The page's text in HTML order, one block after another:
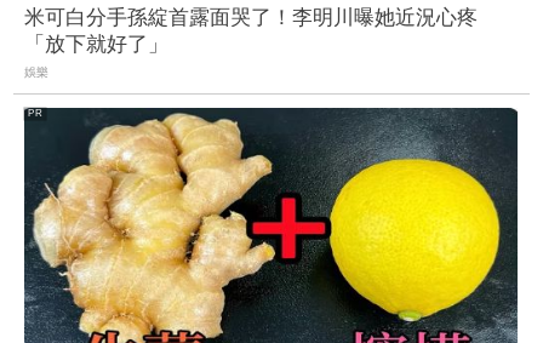
米可白分手孫綻首露面哭了！李明川曝她近況心疼
「放下就好了」
娛樂